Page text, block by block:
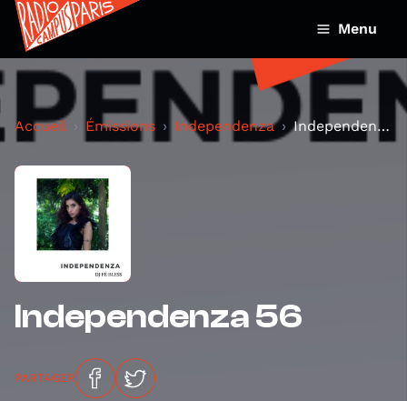
Menu
Accueil Émissions Independenza Independenza 56
Independenza 56
PARTAGER